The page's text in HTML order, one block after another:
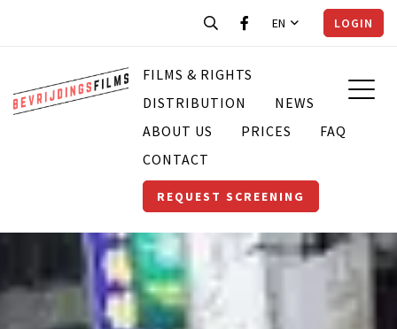
EN LOGIN
FILMS & RIGHTS
DISTRIBUTION
NEWS
ABOUT US
PRICES
FAQ
CONTACT
REQUEST SCREENING